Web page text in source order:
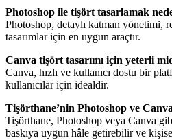
Photoshop ile tişört tasarlamak
Photoshop, detaylı katman yönetimi,
tasarımlar için en uygun araçtır.
Canva tişört tasarımı için yeterli
Canva, hızlı ve kullanıcı dostu bir
kullanıcılar için idealdir.
Tişörthane’nin Photoshop ve
Tişörthane, Photoshop veya Canva
baskıya uygun hâle getirebilir ve